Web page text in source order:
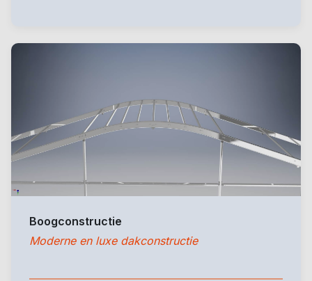
Boogconstructie
Moderne en luxe dakconstructie